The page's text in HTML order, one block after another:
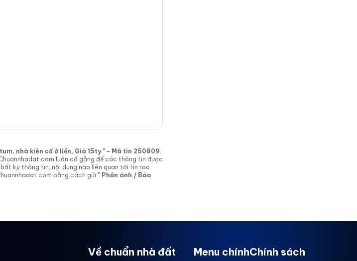
nhà kiên cố ở liền, Giá 15ty " - Mã tin 250809.
luôn cố gắng để các thông tin được
kỳ thông tin, nội dung nào liên quan tới tin rao
bằng cách gửi " Phản ánh / Báo
Về chuẩn nhà đất Menu chínhChính sách